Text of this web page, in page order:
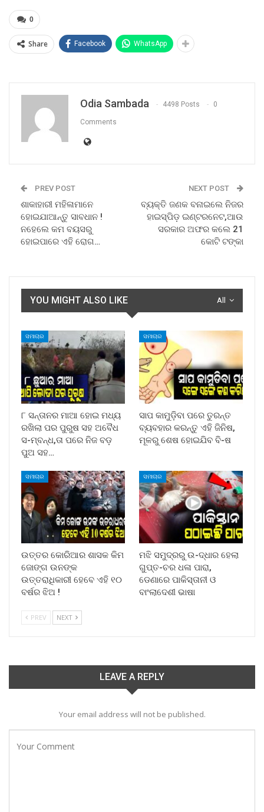
0
Share Facebook WhatsApp
Odia Sambada 4498 Posts 0
Comments
PREV POST
ଶାକାହାରୀ ମହିଳାମାନେ
ହୋଇଯାଆନ୍ତୁ ସାବଧାନ !
ନହେଲେ କମ ବୟସରୁ
ହୋଇପାରେ ଏହି ରୋଗ…
NEXT POST
ବ୍ୟକ୍ତି ଜଣକ ବନାଇଲେ ନିଜର
ହାଇସ୍ପିଡ଼ ଇଣ୍ଟରନେଟ,ଆଉ
ସରକାର ଅଫର କଲେ 21
କୋଟି ଟଙ୍କା
All
YOU MIGHT ALSO LIKE
ସମାଚାର
୮ ସନ୍ତାନର ମାଆ ହୋଇ ମଧ୍ୟ
ରଖିଲା ପର ପୁରୁଷ ସହ ଅବୈଧ
ସ-ମ୍ବନ୍ଧ,ତା ପରେ ନିଜ ବଡ଼
ପୁଅ ସହ…
ସମାଚାର
ସାପ କାମୁଡ଼ିବା ପରେ ତୁରନ୍ତ
ବ୍ୟବହାର କରନ୍ତୁ ଏହି ଜିନିଷ,
ମୂଳରୁ ଶେଷ ହୋଇଯିବ ବି-ଷ
ସମାଚାର
ଉତ୍ତର କୋରିଆର ଶାସକ କିମ
ଜୋଙ୍ଗ ଉନଙ୍କ
ଉତ୍ତରାଧିକାରୀ ହେବେ ଏହି ୧୦
ବର୍ଷର ଝିଅ !
ସମାଚାର
ମଝି ସମୁଦ୍ରରୁ ଉ-ଦ୍ଧାର ହେଲା
ଗୁପ୍ତ-ଚର ଧଳା ପାରା,
ଡେଣାରେ ପାକିସ୍ତାନୀ ଓ
ବାଂଲାଦେଶୀ ଭାଷା
PREV NEXT
LEAVE A REPLY
Your email address will not be published.